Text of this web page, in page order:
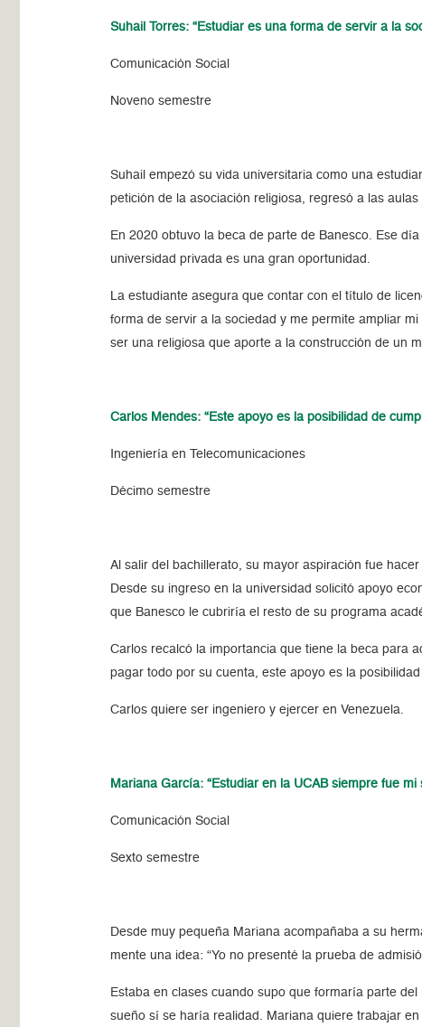
Suhail Torres: “Estudiar es una forma de servir a la
Comunicación Social
Noveno semestre
Suhail empezó su vida universitaria como una
petición de la asociación religiosa, regresó a las
En 2020 obtuvo la beca de parte de Banesco. Ese
universidad privada es una gran oportunidad.
La estudiante asegura que contar con el título de
forma de servir a la sociedad y me permite ampliar
ser una religiosa que aporte a la construcción de un
Carlos Mendes: “Este apoyo es la posibilidad de
Ingeniería en Telecomunicaciones
Décimo semestre
Al salir del bachillerato, su mayor aspiración fue
Desde su ingreso en la universidad solicitó apoyo
que Banesco le cubriría el resto de su programa
Carlos recalcó la importancia que tiene la beca para
pagar todo por su cuenta, este apoyo es la
Carlos quiere ser ingeniero y ejercer en Venezuela.
Mariana García: “Estudiar en la UCAB siempre fue mi
Comunicación Social
Sexto semestre
Desde muy pequeña Mariana acompañaba a su
mente una idea: “Yo no presenté la prueba de
Estaba en clases cuando supo que formaría parte
sueño sí se haría realidad. Mariana quiere trabajar